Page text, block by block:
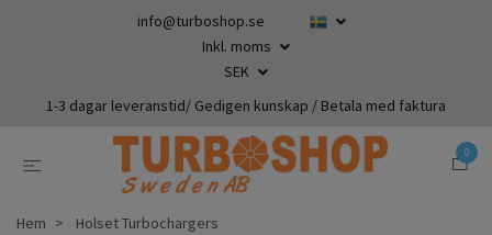
info@turboshop.se
Inkl. moms
SEK
1-3 dagar leveranstid/ Gedigen kunskap / Betala med faktura
0
Hem
Holset Turbochargers